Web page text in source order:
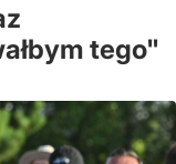
tego"